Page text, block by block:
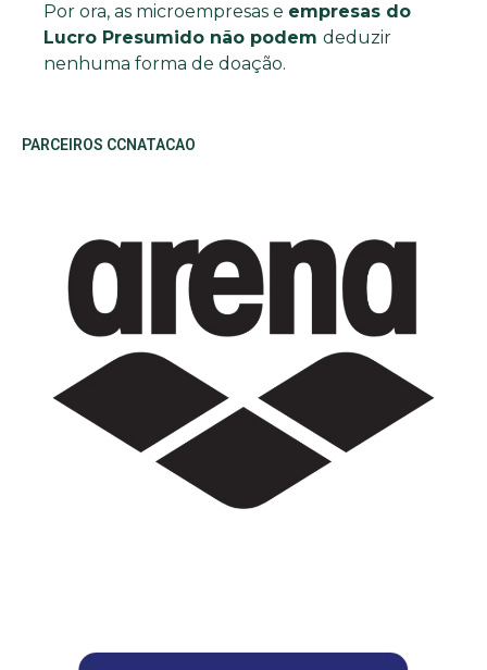
Por ora, as microempresas e empresas do
Lucro Presumido não podem deduzir
nenhuma forma de doação.
PARCEIROS CCNATACAO